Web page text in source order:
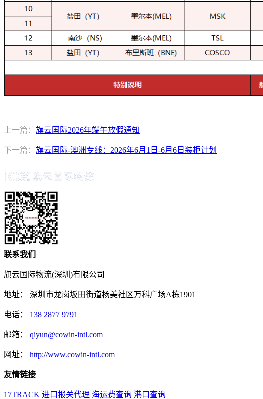
上一篇： 旗云国际2026年端午放假通知
下一篇： 旗云国际-澳洲专线：2026年6月1日-6月6日装柜计划
联系我们
旗云国际物流(深圳)有限公司
地址： 深圳市龙岗坂田街道杨美社区万科广场A栋1901
电话： 138 2877 9791
邮箱： qiyun@cowin-intl.com
网址： http://www.cowin-intl.com
友情链接
17TRACK|进口报关代理|海运费查询|港口查询